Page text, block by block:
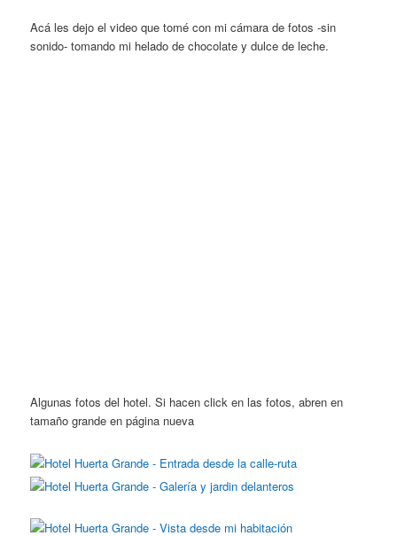
Acá les dejo el video que tomé con mi cámara de fotos -sin
sonido- tomando mi helado de chocolate y dulce de leche.
Algunas fotos del hotel. Si hacen click en las fotos, abren en
tamaño grande en página nueva